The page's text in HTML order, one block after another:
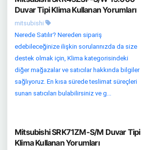
Duvar Tipi Klima Kullanan Yorumları
mitsubishi
Nerede Satılır? Nereden sipariş
edebileceğinize ilişkin sorularınızda da size
destek olmak için, Klima kategorisindeki
diğer mağazalar ve satıcılar hakkında bilgiler
sağlıyoruz. En kısa sürede teslimat süreçleri
sunan satıcıları bulabilirsiniz ve g...
Mitsubishi SRK71ZM-S/M Duvar Tipi
Klima Kullanan Yorumları